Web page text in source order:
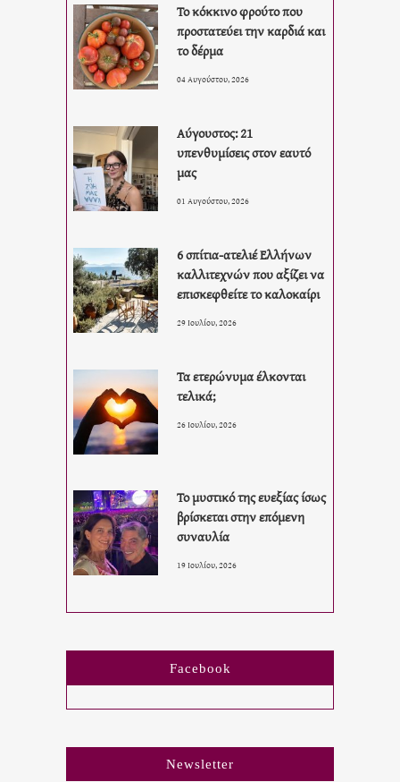
Το κόκκινο φρούτο που
προστατεύει την καρδιά και
το δέρμα
04 Αυγούστου, 2026
Αύγουστος: 21
υπενθυμίσεις στον εαυτό
μας
01 Αυγούστου, 2026
6 σπίτια-ατελιέ Ελλήνων
καλλιτεχνών που αξίζει να
επισκεφθείτε το καλοκαίρι
29 Ιουλίου, 2026
Τα ετερώνυμα έλκονται
τελικά;
26 Ιουλίου, 2026
Το μυστικό της ευεξίας ίσως
βρίσκεται στην επόμενη
συναυλία
19 Ιουλίου, 2026
Facebook
Newsletter